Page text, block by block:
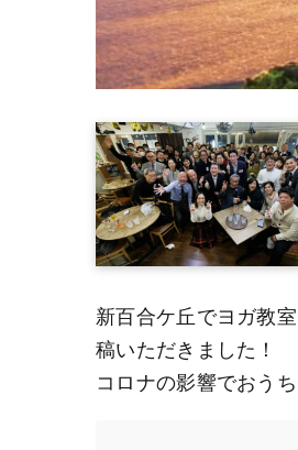
新百合ケ丘でヨガ教
稿いただきました！
コロナの影響でおう